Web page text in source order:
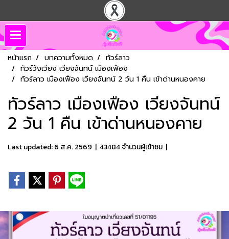
หน้าแรก บทความทั้งหมด
ทัวร์ลาว
ทัวร์วังเวียง เวียงจันทน์ เมืองเฟือง
ทัวร์ลาว เมืองเฟือง เวียงจันทน์ 2 วัน 1 คืน เข้าด่านหนองคาย
ทัวร์ลาว เมืองเฟือง เวียงจันทน์
2 วัน 1 คืน เข้าด่านหนองคาย
Last updated: 6 ส.ค. 2569 | 43484 จำนวนผู้เข้าชม |